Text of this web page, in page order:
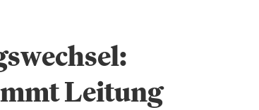
Leitung